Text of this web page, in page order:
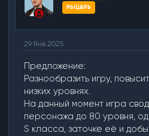
РЫЦАРЬ
29 Янв 2025
Предложение:
Разнообразить игру,
низких уровнях.
На данный момент игра
персонажа до 80 уровня,
S класса, заточке её и